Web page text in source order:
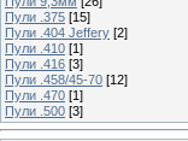
Пули .375 [15]
Пули .404 Jeffery [2]
Пули .410 [1]
Пули .416 [3]
Пули .458/45-70 [12]
Пули .470 [1]
Пули .500 [3]